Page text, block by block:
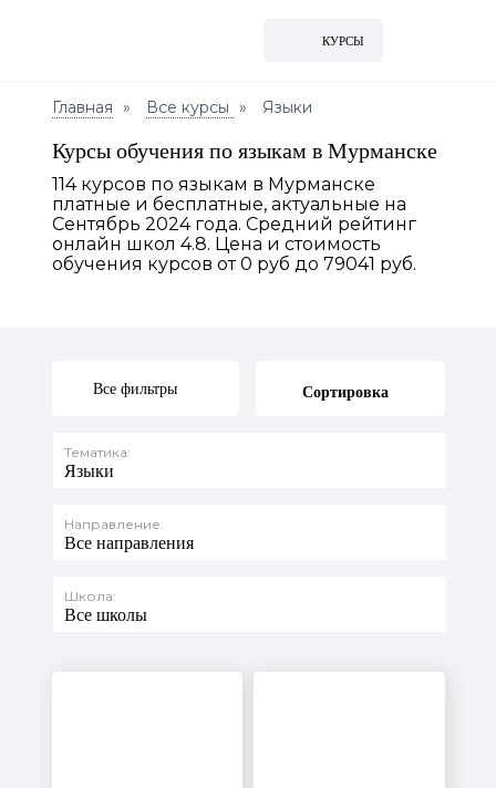
КУРСЫ
Главная Все курсы Языки
Курсы обучения по языкам в Мурманске
114 курсов по языкам в Мурманске
платные и бесплатные, актуальные на
Сентябрь 2024 года. Средний рейтинг
онлайн школ 4.8. Цена и стоимость
обучения курсов от 0 руб до 79041 руб.
Все фильтры Сортировка
Тематика:
Языки
Направление:
Все направления
Школа:
Все школы